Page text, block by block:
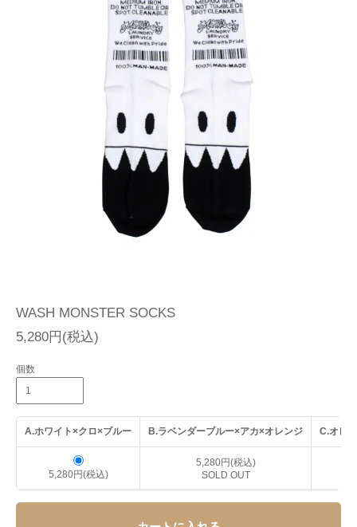
WASH MONSTER SOCKS
5,280円(税込)
個数
A.ホワイト×クロ×ブルー B.ラベンダーブルー×アカ×オレンジ C.オレ
5,280円(税込)
5,280円(税込)
SOLD OUT